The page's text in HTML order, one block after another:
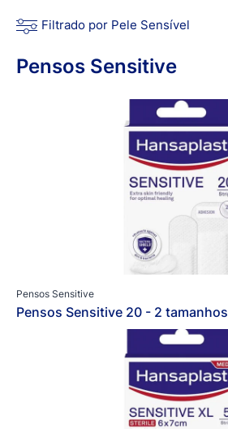
Filtrado por Pele Sensível
Pensos Sensitive
Pensos Sensitive
Pensos Sensitive 20 - 2 tamanhos